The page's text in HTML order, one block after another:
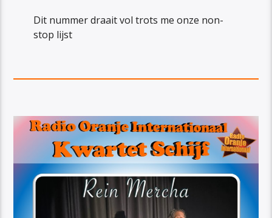
Dit nummer draait vol trots me onze non-
stop lijst